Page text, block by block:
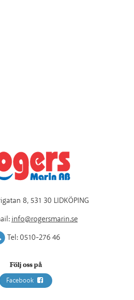
8, 531 30 LIDKÖPING
info@rogersmarin.se
Tel:0510-276 46
Följ oss på
Facebook